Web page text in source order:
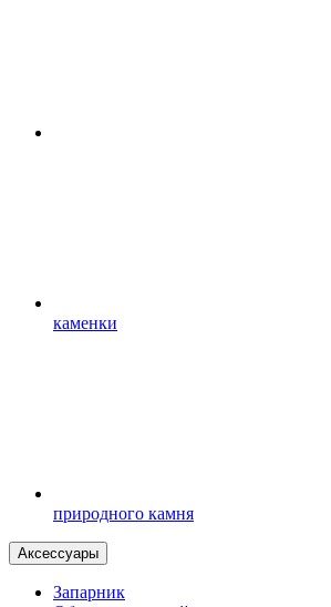
каменки
природного камня
Аксессуары
Запарник